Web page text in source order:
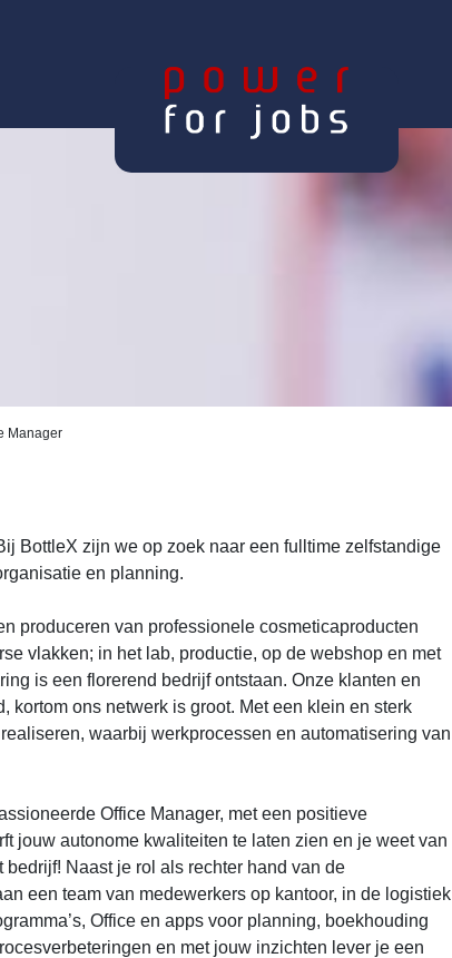
Manager
BottleX zijn we op zoek naar een fulltime zelfstandige
en planning.
produceren van professionele cosmeticaproducten
vlakken; in het lab, productie, op de webshop en met
is een florerend bedrijf ontstaan. Onze klanten en
kortom ons netwerk is groot. Met een klein en sterk
waarbij werkprocessen en automatisering van
Office Manager, met een positieve
jouw autonome kwaliteiten te laten zien en je weet van
Naast je rol als rechter hand van de
een team van medewerkers op kantoor, in de logistiek
Office en apps voor planning, boekhouding
en met jouw inzichten lever je een